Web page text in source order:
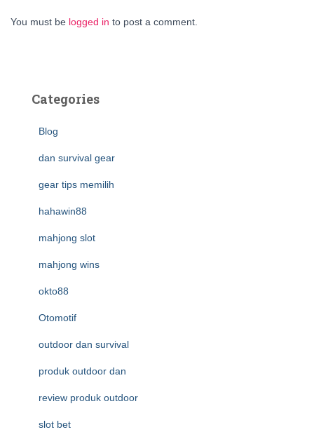
You must be logged in to post a comment.
Categories
Blog
dan survival gear
gear tips memilih
hahawin88
mahjong slot
mahjong wins
okto88
Otomotif
outdoor dan survival
produk outdoor dan
review produk outdoor
slot bet